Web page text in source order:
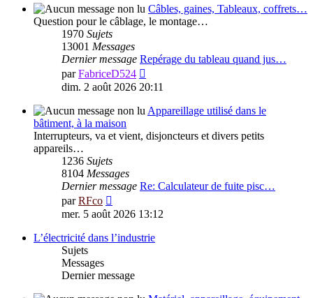
messageCâbles, gaines, Tableaux, coffrets…
Question pour le câblage, le montage…
1970 Sujets
13001 Messages
Dernier message Repérage du tableau quand jus…
parFabriceD524
le
message
dim. 2 août 2026 20:11
Appareillage utilisé dans le
bâtiment, à la maison
Interrupteurs, va et vient, disjoncteurs et divers petits
appareils…
1236 Sujets
8104 Messages
Dernier message Re: Calculateur de fuite pisc…
parRFco
le
message
mer. 5 août 2026 13:12
L’électricité dans l’industrie
Sujets
Messages
Dernier message